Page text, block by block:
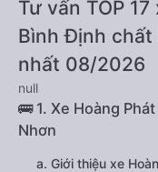
Tư vấn TOP
Bình Định
nhất 08/2026
null
🚌 1. Xe Hoàng
Nhơn
a. Giới thiệu xe